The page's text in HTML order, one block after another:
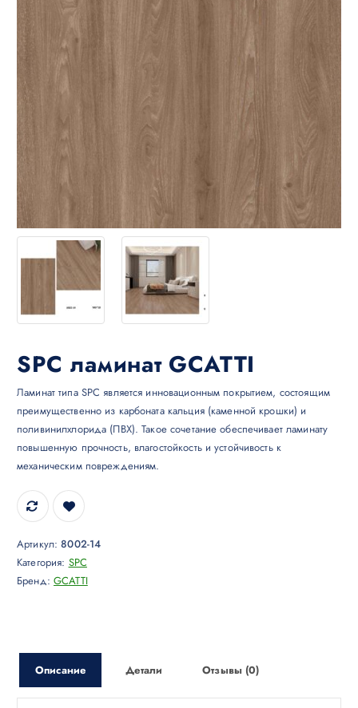
SPC ламинат GCATTI
Ламинат типа SPC является инновационным покрытием, состоящим
преимущественно из карбоната кальция (каменной крошки) и
поливинилхлорида (ПВХ). Такое сочетание обеспечивает ламинату
повышенную прочность, влагостойкость и устойчивость к
механическим повреждениям.
Артикул:8002-14
Категория: SPC
Бренд:GCATTI
Описание Детали Отзывы (0)